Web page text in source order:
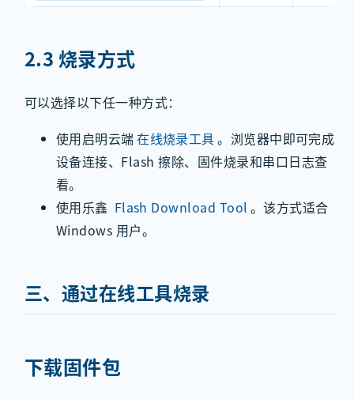
2.3 烧录方式
可以选择以下任一种方式：
使用启明云端在线烧录工具。浏览器中即可完成
设备连接、Flash 擦除、固件烧录和串口日志查
看。
使用乐鑫 Flash Download Tool 。该方式适合
Windows 用户。
三、通过在线工具烧录
下载固件包